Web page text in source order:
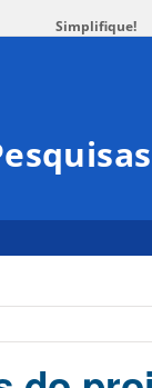
Simplifique!